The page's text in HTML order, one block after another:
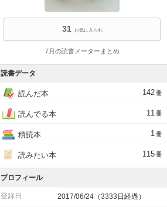
31 お気に入られ
7月の読書メーターまとめ
読書データ
読んだ本 142冊
読んでる本 11冊
積読本 1冊
読みたい本 115冊
プロフィール
登録日 2017/06/24（3333日経過）